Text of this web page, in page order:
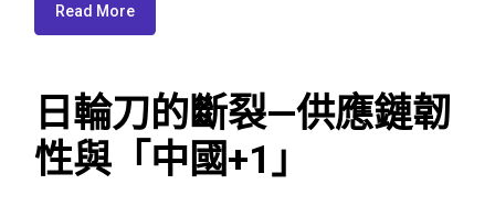
Read More
日輪刀的斷裂—供應鏈韌
性與「中國+1」